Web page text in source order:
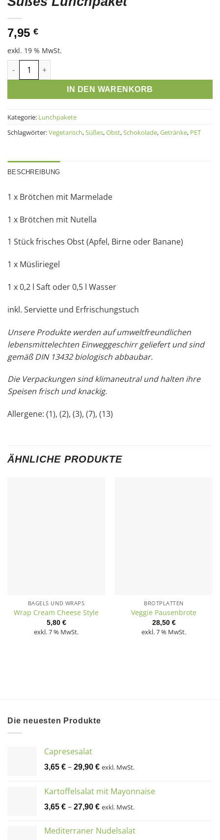
7,95 €
exkl. 19 % MwSt.
IN DEN WARENKORB
Kategorie: Lunchpakete
Schlagwörter:Vegetarisch,Süßes,Obst,Schokolade,Getränke, PET
BESCHREIBUNG
1 x Brötchen mit Marmelade
1 x Brötchen mit Nutella
1 Stück frisches Obst (Apfel, Birne oder Banane)
1 x Müsliriegel
1 x 0,2 l Saft oder 0,5 l Wasser
inkl. Serviette und Erfrischungstuch
Unsere Produkte werden auf umweltfreundlichen
lebensmittelechten Einweggeschirr geliefert und sind
gemäß DIN 13432 biologisch abbaubar.
Die Verpackungen sind klimaneutral und halten ihre
Speisen frisch und knackig.
Allergene: (1), (2), (3), (7), (13)
ÄHNLICHE PRODUKTE
BAGELS UND WRAPS
Wrap Cream Cheese Style
5,80 €
exkl. 7 % MwSt.
BROTPLATTEN
Veggie Pausenbrote
28,50 €
exkl. 7 % MwSt.
Die neuesten Produkte
Capresesalat
3,65 € – 29,90 € exkl. MwSt.
Kartoffelsalat mit Mayonnaise
3,65 € – 27,90 € exkl. MwSt.
Mediterraner Nudelsalat